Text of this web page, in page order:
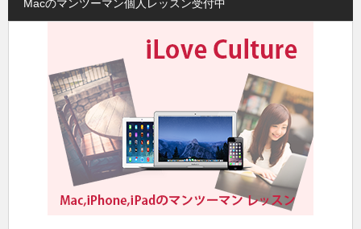
Macのマンツーマン個人レッスン受付中